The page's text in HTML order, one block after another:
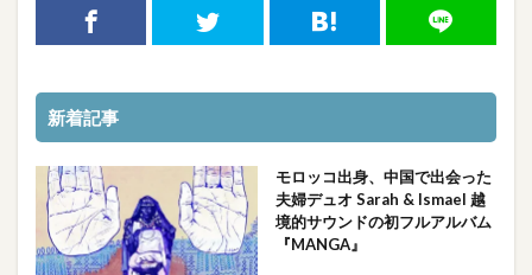
新着記事
モロッコ出身、中国で出会った
夫婦デュオ Sarah & Ismael 越
境的サウンドの初フルアルバム
『MANGA』